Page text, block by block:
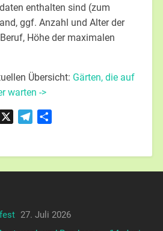
enthalten sind (zum
ggf. Anzahl und Alter der
Höhe der maximalen
Übersicht: Gärten, die auf
warten ->
WhatsApp Telegram
27. Juli 2026